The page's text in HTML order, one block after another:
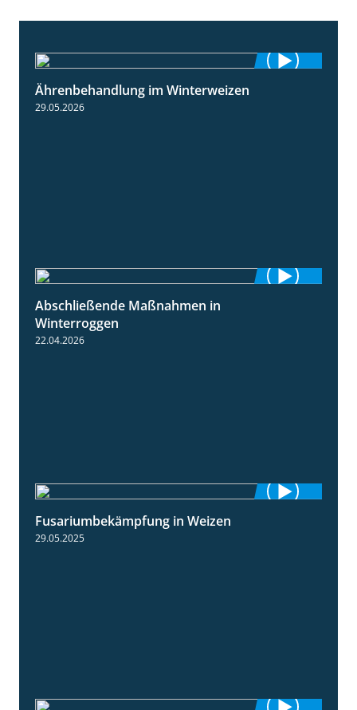
Ährenbehandlung im Winterweizen
29.05.2026
Abschließende Maßnahmen in
Winterroggen
22.04.2026
Fusariumbekämpfung in Weizen
29.05.2025